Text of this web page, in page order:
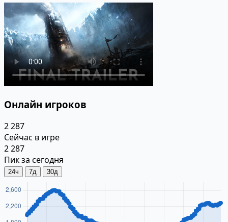
Онлайн игроков
2 287
Сейчас в игре
2 287
Пик за сегодня
24ч 7д 30д